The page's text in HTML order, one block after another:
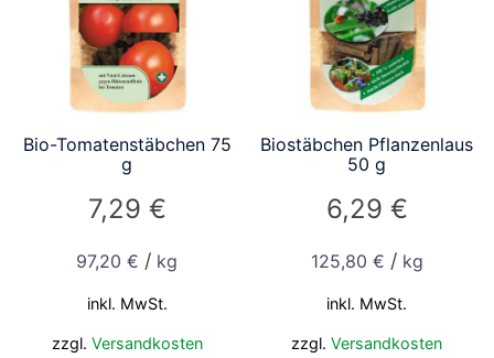
Bio-Tomatenstäbchen 75
g
7,29 €
97,20€ / kg
inkl. MwSt.
zzgl. Versandkosten
Biostäbchen Pflanzenlaus
50 g
6,29 €
125,80 € / kg
inkl. MwSt.
zzgl.Versandkosten